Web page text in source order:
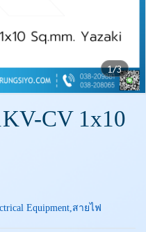
1/3
CV 1x10
Equipment,สายไฟ